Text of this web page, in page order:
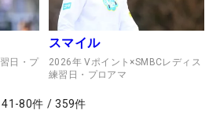
日・プ
スマイル
2026年 Vポイント×SMBCレディス
練習日・プロアマ
41 -80件 / 359件